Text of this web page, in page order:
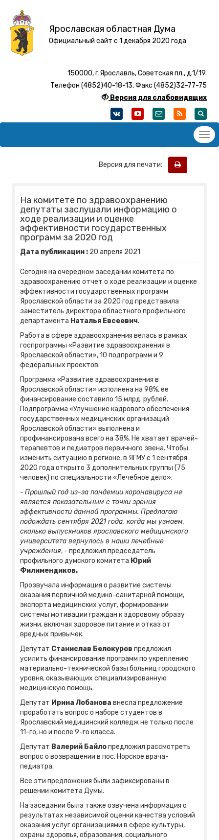
Ярославская областная Дума
Официальный сайт с 1 декабря 2020 года
150000, г.Ярославль, Советская пл., д.1/19.
Телефон (4852)40-18-13, Факс (4852)32-77-75
Версия для слабовидящих
Версия для печати:
На комитете по здравоохранению
депутаты заслушали информацию о
ходе реализации и оценке
эффективности государственных
программ за 2020 год
Дата публикации : 20 апреля 2021
Сегодня на очередном заседании комитета по
здравоохранению отчет о ходе реализации и оценке
эффективности государственных программ
Ярославской области за 2020 год представила
заместитель директора областного профильного
департамента Наталья Евсеевич.
Работа в сфере здравоохранения велась в рамках
госпрограммы «Развитие здравоохранения в
Ярославской области», 10 подпрограмм и 9
федеральных проектов.
Программа «Развитие здравоохранения в
Ярославской области» исполнена на 98%, ее
финансирование составило 15 млрд. рублей.
Подпрограмма «Улучшение кадрового обеспечения
государственных медицинских организаций
Ярославской области» выполнена и
профинансирована всего на 38%. Не хватает врачей-
терапевтов и педиатров первичного звена. Чтобы
изменить ситуацию в регионе, в ЯГМУ с 1 сентября
2020 года открыто 3 дополнительных группы (75
человек) по специальности «Лечебное дело».
- Прошлый год из-за пандемии коронавируса не
является показательным с точки зрения
эффективности данной программы. Предлагаю
подождать сентября 2021 года, когда мы узнаем,
сколько выпускников ярославского медицинского
университета вернулось в наши лечебные
учреждения, - предложил председатель
профильного думского комитета Юрий
Филимендиков.
Прозвучала информация о развитие системы
оказания первичной медико-санитарной помощи,
экспорта медицинских услуг, формировании
системы мотивации граждан к здоровому образу
жизни, включая здоровое питание и отказ от
вредных привычек.
Депутат Станислав Белокуров предложил
усилить финансирование программ по укреплению
материально-технической базы больниц городского
уровня, оказывающих специализированную
медицинскую помощь.
Депутат Ирина Лобанова внесла предложение
проработать вопрос о наборе студентов в
Ярославский медицинский колледж не только после
11-го, но и после 9-го класса.
Депутат Валерий Байлопредложил рассмотреть
вопрос о возвращении в пос. Норское врача-
педиатра.
Все эти предложения были зафиксированы в
решении комитета Думы.
На заседании была также озвучена информация о
результатах независимой оценки качества условий
оказания услуг организациями в сфере культуры,
охраны здоровья, образования, социального